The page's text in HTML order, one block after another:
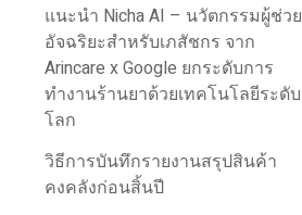
แนะนำ Nicha AI – นวัตกรรมผู้ช่วย
อัจฉริยะสำหรับเภสัชกร จาก
Arincare x Google ยกระดับการ
ทำงานร้านยาด้วยเทคโนโลยีระดับ
โลก
วิธีการบันทึกรายงานสรุปสินค้า
คงคลังก่อนสิ้นปี